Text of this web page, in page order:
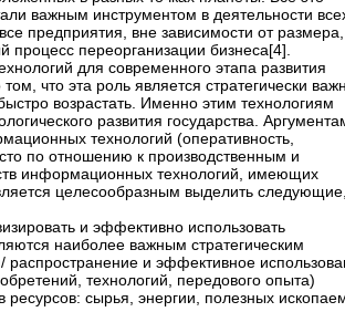
важным инструментом в деятельности
предприятия, вне зависимости от размера,
процесс переорганизации бизнеса[4].
для современного этапа развития
что эта роль является стратегически
возрастать. Именно этим технологиям
развития государства.
технологий (оперативность,
по отношению к производственным и
информационных технологий, имеющих
целесообразным выделить
и эффективно использовать
наиболее важным стратегическим
распространение и эффективное
технологий, передового опыта)
сырья, энергии, полезных